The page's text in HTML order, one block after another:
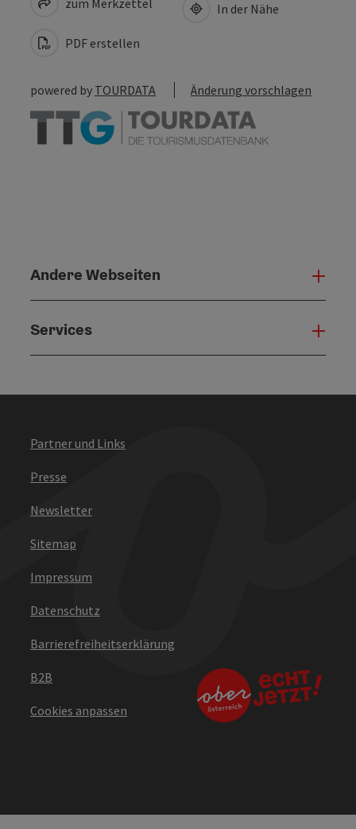
PDF erstellen
In der Nähe
powered by TOURDATA Änderung vorschlagen
Andere Webseiten
Services
Partner und Links
Presse
Newsletter
Sitemap
Impressum
Datenschutz
Barrierefreiheitserklärung
B2B
Cookies anpassen